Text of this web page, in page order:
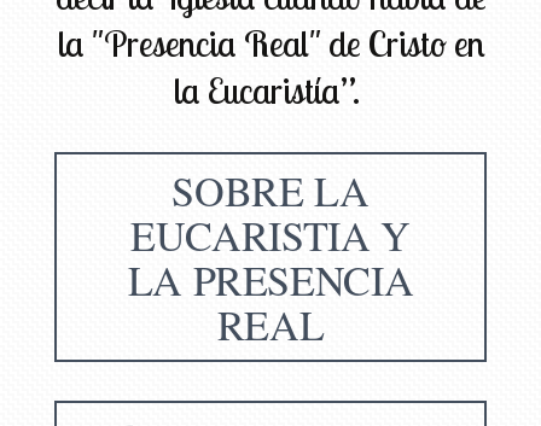
la "Presencia Real" de Cristo en
la Eucaristía”.
SOBRE LA
EUCARISTIA Y
LA PRESENCIA
REAL